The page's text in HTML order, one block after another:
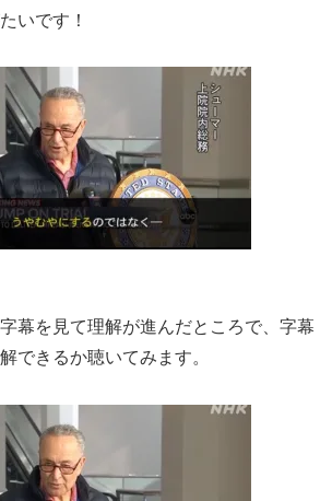
いです！
幕を見て理解が進んだところで、字幕
できるか聴いてみます。